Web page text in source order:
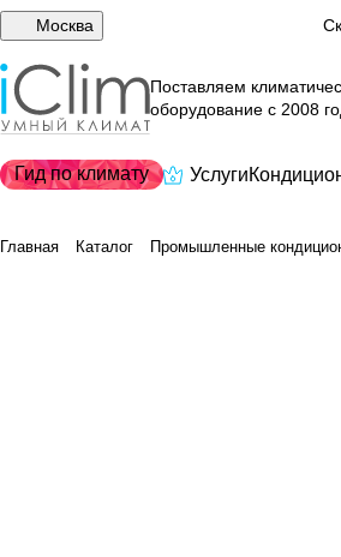
Москва
Поставляем
оборудование с 2008
Гид по климату Услуги
Главная Каталог Промышленные